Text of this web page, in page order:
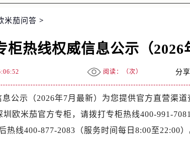
29号苏宁广场IFC国际金融中心写字楼35层3508室（
5号盐城金融城写字楼1号楼16层1604室（需提前预
399号置地商务中心东塔写字楼（华润万象城）17
号华润大厦写字楼A座5层503-5室（需提前预约
777号金华万达广场写字楼4号楼22层2209室（需提
号嘉兴世界贸易中心写字楼A座13层1304室（需提
米茄问答 >
热线权威信息公示（2026
阅读：（次） 分
公示（2026年7月最新）为您提供官方直营渠
欧米茄官方专柜，请拨打专柜热线400-991-
热线400-877-2083（服务时间每日8:00至22:00